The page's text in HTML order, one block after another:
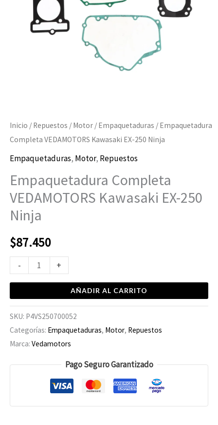
Inicio / Repuestos / Motor / Empaquetaduras / Empaquetadura
Completa VEDAMOTORS Kawasaki EX-250 Ninja
Empaquetaduras, Motor, Repuestos
Empaquetadura Completa
VEDAMOTORS Kawasaki EX-250
Ninja
$87.450
-
cantidad
+
AÑADIR AL CARRITO
SKU: P4VS250700052
Categorías: Empaquetaduras, Motor, Repuestos
Marca: Vedamotors
Pago Seguro Garantizado